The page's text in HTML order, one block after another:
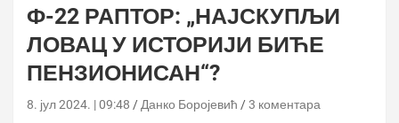
Ф-22 РАПТОР: „НАЈСКУПЉИ
ЛОВАЦ У ИСТОРИЈИ БИЋЕ
ПЕНЗИОНИСАН“?
8. јул 2024. | 09:48 Данко Боројевић 3 коментара